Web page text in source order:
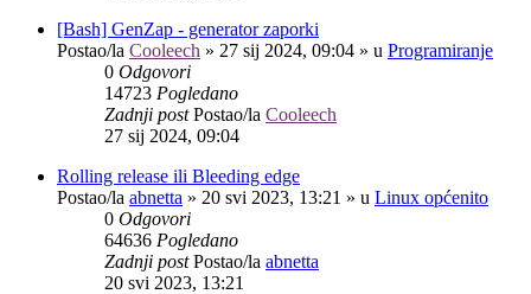
[Bash] GenZap - generator zaporki
Postao/la Cooleech » 27 sij 2024, 09:04 » u Programiranje
0 Odgovori
14723 Pogledano
Zadnji postPostao/la Cooleech
27 sij 2024, 09:04
Rolling release ili Bleeding edge
Postao/la abnetta » 20 svi 2023, 13:21 » u Linux općenito
0 Odgovori
64636 Pogledano
Zadnji postPostao/la abnetta
20 svi 2023, 13:21